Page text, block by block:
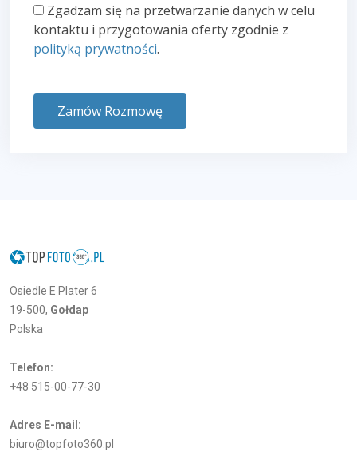
Zgadzam się na przetwarzanie danych w celu
kontaktu i przygotowania oferty zgodnie z
polityką prywatności.
Zamów Rozmowę
Osiedle E Plater 6
19-500, Gołdap
Polska
Telefon:
+48 515-00-77-30
Adres E-mail:
biuro@topfoto360.pl